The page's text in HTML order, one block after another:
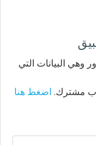
وهي البيانات التي
مشترك. اضغط هنا